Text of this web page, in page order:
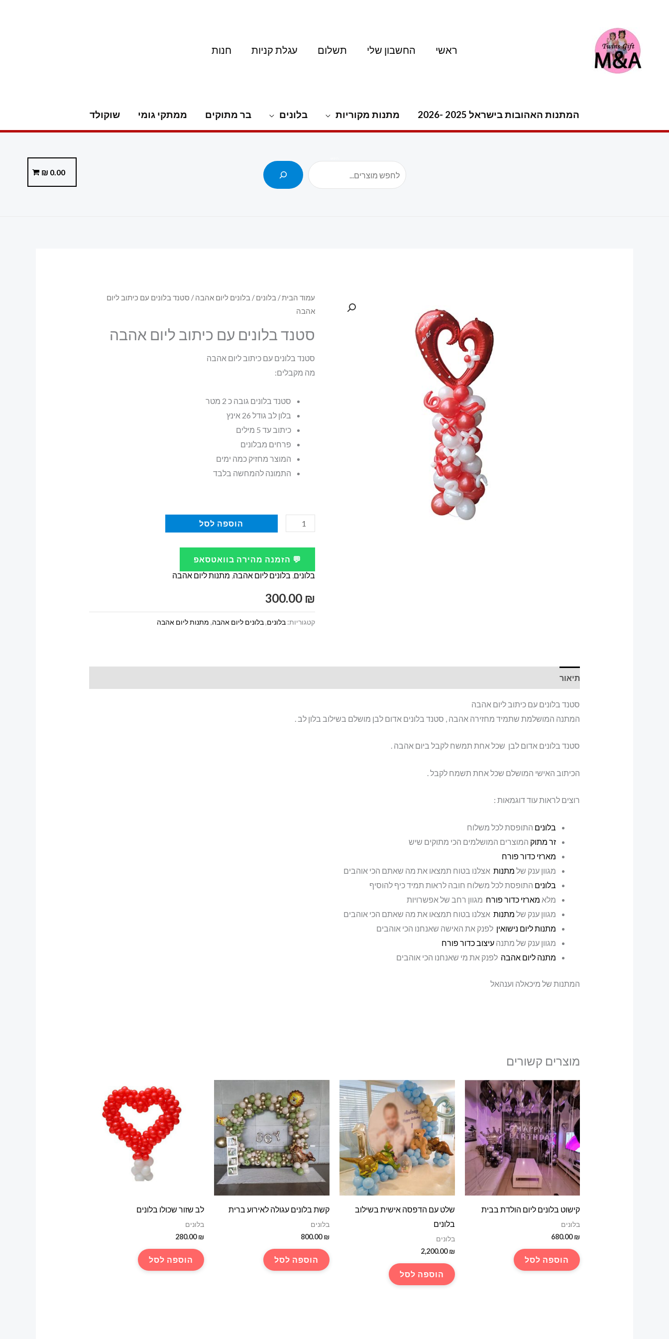
ראשי החשבון שלי תשלום עגלת קניות חנות
המתנות האהובות בישראל 2025 -2026 מתנות מקוריות בלונים בר מתוקים ממתקי גומי שוקולד
0.00
₪
עמוד הבית/ בלונים/ בלונים ליום אהבה/ סטנד בלונים עם כיתוב ליום
אהבה
סטנד בלונים עם כיתוב ליום אהבה
סטנד בלונים עם כיתוב ליום אהבה
מה מקבלים:
סטנד בלונים גובה כ 2 מטר
בלון לב גודל 26 אינץ
כיתוב עד 5 מילים
פרחים מבלונים
המוצר מחזיק כמה ימים
התמונה להמחשה בלבד
כמות
סטנד
בלונים
עם
כיתוב
אהבה
הוספה לסל
💬 הזמנה מהירה בוואטסאפ
בלונים, בלונים ליום אהבה, מתנות ליום אהבה
300.00 ₪
קטגוריות:בלונים,בלונים ליום אהבה, מתנות ליום אהבה
תיאור
סטנד בלונים עם כיתוב ליום אהבה
המתנה המושלמת שתמיד מחזירה אהבה , סטנד בלונים אדום לבן מושלם בשילוב בלון לב .
סטנד בלונים אדום לבן שכל אחת תמשח לקבל ביום אהבה .
הכיתוב האישי המושלם שכל אחת תשמח לקבל .
רוצים לראות עוד דוגמאות :
בלונים התופסת לכל משלוח
זר מתוק המוצרים המושלמים הכי מתוקים שיש
מארזי כדור פורח
מגוון ענק של מתנות אצלנו בטוח תמצאו את מה שאתם הכי אוהבים
בלונים התופסת לכל משלוח חובה לראות תמיד כיף להוסיף
מלא מארזי כדור פורח מגוון רחב של אפשרויות
מגוון ענק של מתנות אצלנו בטוח תמצאו את מה שאתם הכי אוהבים
מתנות ליום נישואין לפנק את האישה שאנחנו הכי אוהבים
מגוון ענק של מתנה עיצוב כדור פורח
מתנה ליום אהבה לפנק את מי שאנחנו הכי אוהבים
המתנות של מיכאלה וענהאל
מוצרים קשורים
קישוט בלונים ליום הולדת בבית
בלונים
680.00₪
הוספה לסל
שלט עם הדפסה אישית בשילוב
בלונים
בלונים
2,200.00₪
הוספה לסל
קשת בלונים עגולה לאירוע ברית
בלונים
800.00₪
הוספה לסל
לב שזור שכולו בלונים
בלונים
280.00₪
הוספה לסל